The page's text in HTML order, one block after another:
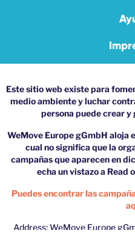
Este sitio web existe para
medio ambiente y luchar
persona puede crear y
WeMove Europe gGmbH aloja
cual no significa que la
campañas que aparecen en
echa un vistazo a Read
Puedes encontrar las
Address: WeMove Europe